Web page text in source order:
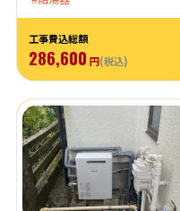
工事費込総額
286,600 円(税込)